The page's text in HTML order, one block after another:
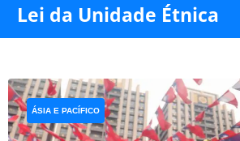
Lei da Unidade Étnica
ÁSIA E PACÍFICO